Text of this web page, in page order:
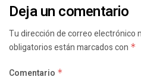
Deja un comentario
Tu dirección de correo electrónico
obligatorios están marcados con *
Comentario *